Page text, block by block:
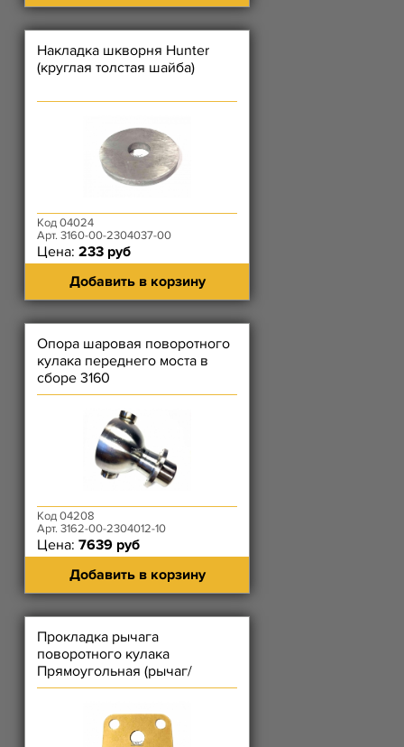
Накладка шкворня Hunter
(круглая толстая шайба)
Код 04024
Арт. 3160-00-2304037-00
Цена: 233 руб
Добавить в корзину
Опора шаровая поворотного
кулака переднего моста в
сборе 3160
Код 04208
Арт. 3162-00-2304012-10
Цена: 7639 руб
Добавить в корзину
Прокладка рычага
поворотного кулака
Прямоугольная (рычаг/
корпус - для мостов со